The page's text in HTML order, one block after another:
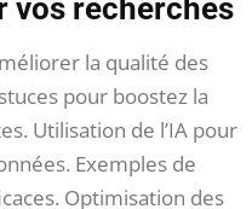
vos recherches
la qualité des
pour boostez la
Utilisation de l’IA pour
Exemples de
Optimisation des